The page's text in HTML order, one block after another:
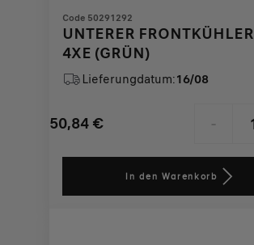
Code 50291292
UNTERER
4XE (GRÜN)
Lieferungdatum:16/08
50,84 €
Price
50,84
-
Quantity
to:
In den Warenkorb